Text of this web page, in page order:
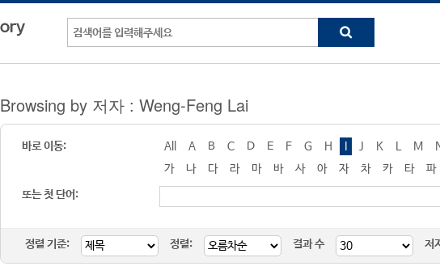
Browsing by 저자 : Weng-Feng Lai
바로 이동: All A B C D E F G H J K M
가
나 다 라 마 바 사 아 자 차 카 타 파
또는 첫 단어:
정렬 기준: 정렬: 결과 수 저